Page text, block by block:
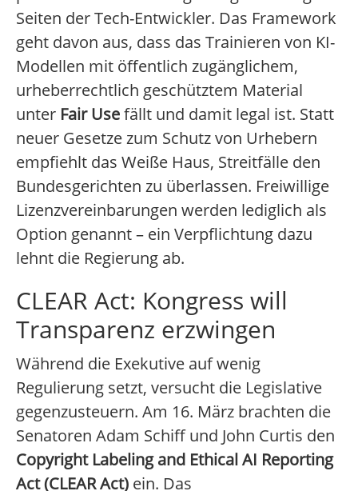
Seiten der Tech-Entwickler. Das Framework
geht davon aus, dass das Trainieren von KI-
Modellen mit öffentlich zugänglichem,
urheberrechtlich geschütztem Material
unter Fair Usefällt und damit legal ist. Statt
neuer Gesetze zum Schutz von Urhebern
empfiehlt das Weiße Haus, Streitfälle den
Bundesgerichten zu überlassen. Freiwillige
Lizenzvereinbarungen werden lediglich als
Option genannt – ein Verpflichtung dazu
lehnt die Regierung ab.
CLEAR Act: Kongress will
Transparenz erzwingen
Während die Exekutive auf wenig
Regulierung setzt, versucht die Legislative
gegenzusteuern. Am 16. März brachten die
Senatoren Adam Schiff und John Curtis den
Copyright Labeling and Ethical AI Reporting
Act (CLEAR Act) ein. Das